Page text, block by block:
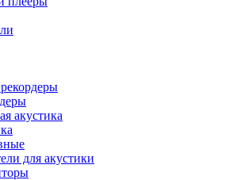
акустика
для акустики